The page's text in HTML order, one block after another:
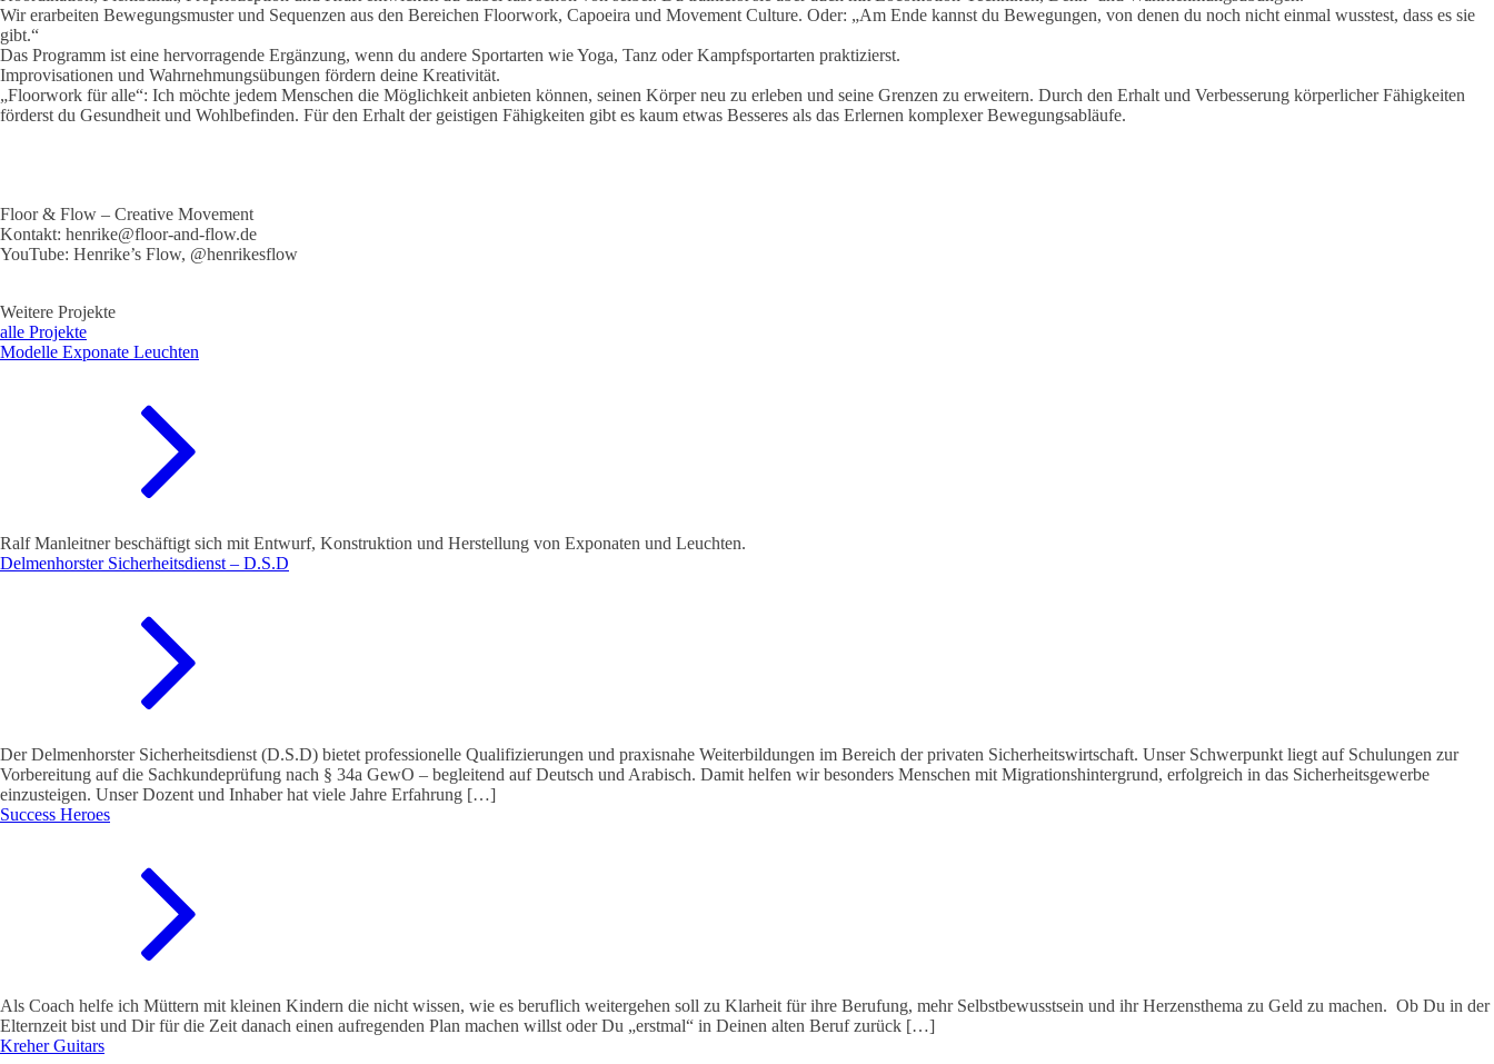
Wir erarbeiten Bewegungsmuster und Sequenzen aus den Bereichen Floorwork, Capoeira und Movement Culture. Oder: „Am Ende kannst du Bewegungen, von denen du noch nicht einmal wusstest, dass es sie
gibt.“
Das Programm ist eine hervorragende Ergänzung, wenn du andere Sportarten wie Yoga, Tanz oder Kampfsportarten praktizierst.
Improvisationen und Wahrnehmungsübungen fördern deine Kreativität.
„Floorwork für alle“: Ich möchte jedem Menschen die Möglichkeit anbieten können, seinen Körper neu zu erleben und seine Grenzen zu erweitern. Durch den Erhalt und Verbesserung körperlicher Fähigkeiten
förderst du Gesundheit und Wohlbefinden. Für den Erhalt der geistigen Fähigkeiten gibt es kaum etwas Besseres als das Erlernen komplexer Bewegungsabläufe.
Floor & Flow – Creative Movement
Kontakt: henrike@floor-and-flow.de
YouTube: Henrike’s Flow, @henrikesflow
Weitere Projekte
alle Projekte
Modelle Exponate Leuchten
Ralf Manleitner beschäftigt sich mit Entwurf, Konstruktion und Herstellung von Exponaten und Leuchten.
Delmenhorster Sicherheitsdienst – D.S.D
Der Delmenhorster Sicherheitsdienst (D.S.D) bietet professionelle Qualifizierungen und praxisnahe Weiterbildungen im Bereich der privaten Sicherheitswirtschaft. Unser Schwerpunkt liegt auf Schulungen zur
Vorbereitung auf die Sachkundeprüfung nach § 34a GewO – begleitend auf Deutsch und Arabisch. Damit helfen wir besonders Menschen mit Migrationshintergrund, erfolgreich in das Sicherheitsgewerbe
einzusteigen. Unser Dozent und Inhaber hat viele Jahre Erfahrung […]
Success Heroes
Als Coach helfe ich Müttern mit kleinen Kindern die nicht wissen, wie es beruflich weitergehen soll zu Klarheit für ihre Berufung, mehr Selbstbewusstsein und ihr Herzensthema zu Geld zu machen. Ob Du in der
Elternzeit bist und Dir für die Zeit danach einen aufregenden Plan machen willst oder Du „erstmal“ in Deinen alten Beruf zurück […]
Kreher Guitars